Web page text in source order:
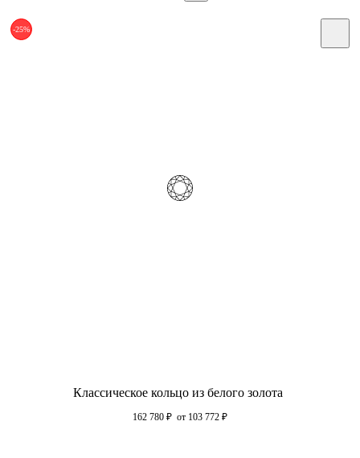
-25%
Классическое кольцо из белого золота
162 780 ₽ от 103 772 ₽